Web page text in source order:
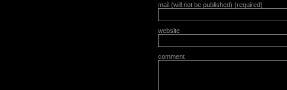
mail (will not be published) (required)
website
comment